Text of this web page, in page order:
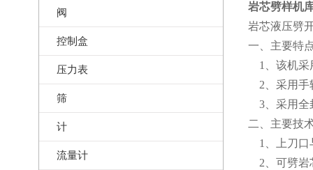
阀
控制盒
压力表
筛
计
流量计
岩芯劈样机
岩芯液压劈
一、主要特
1、该机采
2、采用手
3、采用全
二、主要技
1、上刀口
2、可劈岩